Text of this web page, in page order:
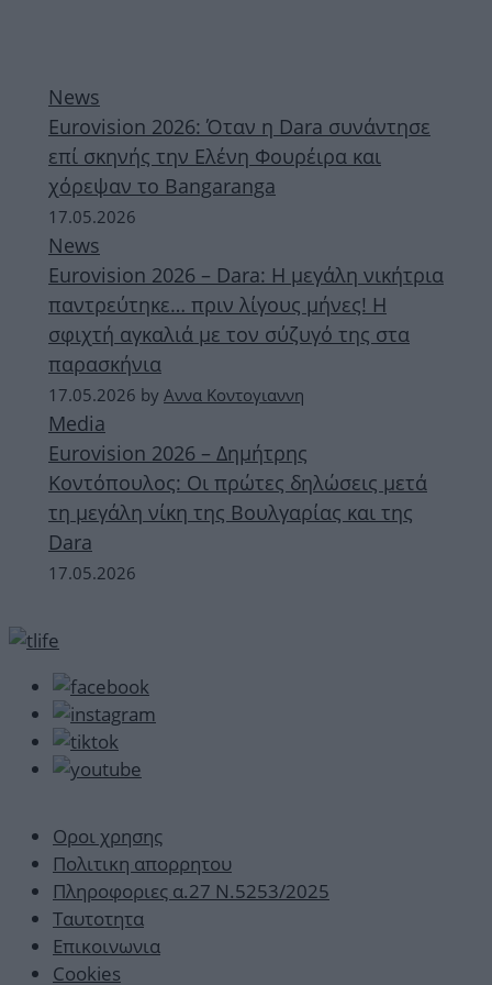
News
Eurovision 2026: Όταν η Dara συνάντησε
επί σκηνής την Ελένη Φουρέιρα και
χόρεψαν το Bangaranga
17.05.2026
News
Eurovision 2026 – Dara: Η μεγάλη νικήτρια
παντρεύτηκε… πριν λίγους μήνες! Η
σφιχτή αγκαλιά με τον σύζυγό της στα
παρασκήνια
17.05.2026 by Αννα Κοντογιαννη
Media
Eurovision 2026 – Δημήτρης
Κοντόπουλος: Οι πρώτες δηλώσεις μετά
τη μεγάλη νίκη της Βουλγαρίας και της
Dara
17.05.2026
Οροι χρησης
Πολιτικη απορρητου
Πληροφοριες α.27 Ν.5253/2025
Ταυτοτητα
Επικοινωνια
Cookies